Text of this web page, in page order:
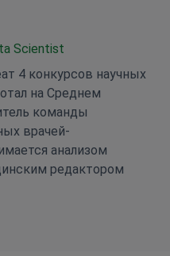
Scientist
4 конкурсов научных
на Среднем
команды
врачей-
анализом
редактором